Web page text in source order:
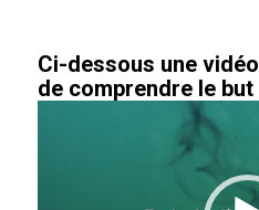
Ci-dessous une
de comprendre le